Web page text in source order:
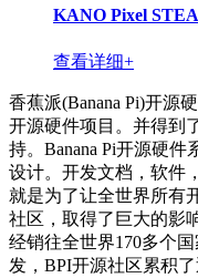
KANO Pixel
查看详细+
香蕉派(Banana Pi)开源
开源硬件项目。并得到
持。Banana Pi开源硬
设计。开发文档，软件
就是为了让全世界所有
社区，取得了巨大的影
经销往全世界170多个
发，BPI开源社区累积